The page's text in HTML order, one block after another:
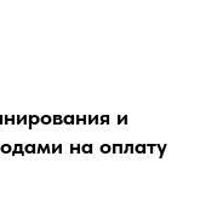
и
на оплату